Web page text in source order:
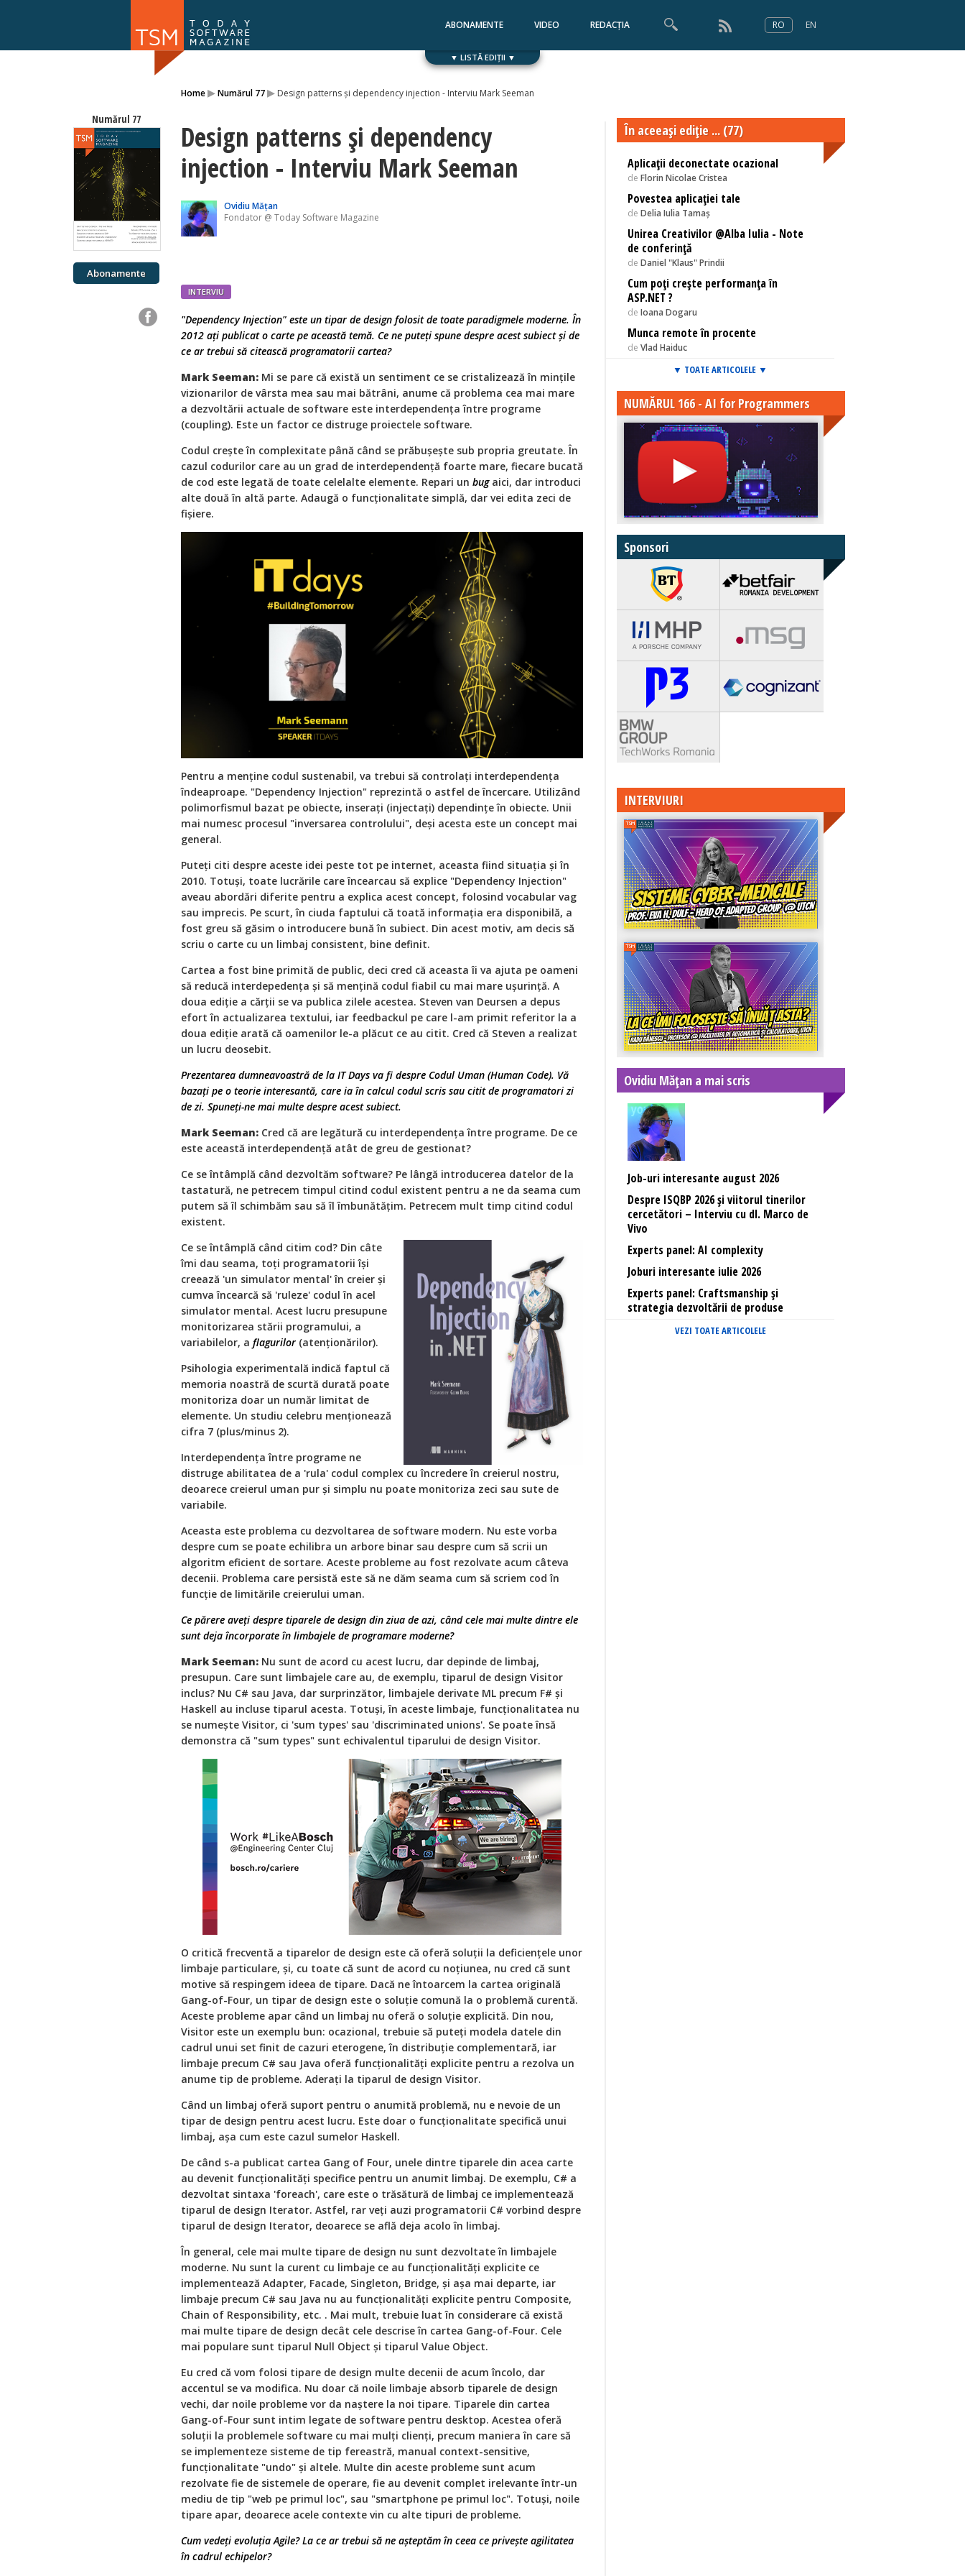
ABONAMENTE VIDEO REDACȚIA RO EN
▼ LISTĂ EDIȚII ▼
Home▸Numărul 77▸ Design patterns și dependency injection - Interviu Mark Seeman
Numărul 77
Abonamente
Design patterns și dependency
injection - Interviu Mark Seeman
Ovidiu Mățan
Fondator @ Today Software Magazine
INTERVIU
"Dependency Injection" este un tipar de design folosit de toate paradigmele moderne. În
2012 ați publicat o carte pe această temă. Ce ne puteți spune despre acest subiect și de
ce ar trebui să citească programatorii cartea?
Mark Seeman: Mi se pare că există un sentiment ce se cristalizează în mințile
vizionarilor de vârsta mea sau mai bătrâni, anume că problema cea mai mare
a dezvoltării actuale de software este interdependența între programe
(coupling). Este un factor ce distruge proiectele software.
Codul crește în complexitate până când se prăbușește sub propria greutate. În
cazul codurilor care au un grad de interdependență foarte mare, fiecare bucată
de cod este legată de toate celelalte elemente. Repari un bugaici, dar introduci
alte două în altă parte. Adaugă o funcționalitate simplă, dar vei edita zeci de
fișiere.
Pentru a menține codul sustenabil, va trebui să controlați interdependența
îndeaproape. "Dependency Injection" reprezintă o astfel de încercare. Utilizând
polimorfismul bazat pe obiecte, inserați (injectați) dependințe în obiecte. Unii
mai numesc procesul "inversarea controlului", deși acesta este un concept mai
general.
Puteți citi despre aceste idei peste tot pe internet, aceasta fiind situația și în
2010. Totuși, toate lucrările care încearcau să explice "Dependency Injection"
aveau abordări diferite pentru a explica acest concept, folosind vocabular vag
sau imprecis. Pe scurt, în ciuda faptului că toată informația era disponibilă, a
fost greu să găsim o introducere bună în subiect. Din acest motiv, am decis să
scriu o carte cu un limbaj consistent, bine definit.
Cartea a fost bine primită de public, deci cred că aceasta îi va ajuta pe oameni
să reducă interdepedența și să mențină codul fiabil cu mai mare ușurință. A
doua ediție a cărții se va publica zilele acestea. Steven van Deursen a depus
efort în actualizarea textului, iar feedbackul pe care l-am primit referitor la a
doua ediție arată că oamenilor le-a plăcut ce au citit. Cred că Steven a realizat
un lucru deosebit.
Prezentarea dumneavoastră de la IT Days va fi despre Codul Uman (Human Code). Vă
bazați pe o teorie interesantă, care ia în calcul codul scris sau citit de programatori zi
de zi. Spuneți-ne mai multe despre acest subiect.
Mark Seeman: Cred că are legătură cu interdependența între programe. De ce
este această interdependență atât de greu de gestionat?
Ce se întâmplă când dezvoltăm software? Pe lângă introducerea datelor de la
tastatură, ne petrecem timpul citind codul existent pentru a ne da seama cum
putem să îl schimbăm sau să îl îmbunătățim. Petrecem mult timp citind codul
existent.
Ce se întâmplă când citim cod? Din câte
îmi dau seama, toți programatorii își
creează 'un simulator mental' în creier și
cumva încearcă să 'ruleze' codul în acel
simulator mental. Acest lucru presupune
monitorizarea stării programului, a
variabilelor, a flagurilor (atenționărilor).
Psihologia experimentală indică faptul că
memoria noastră de scurtă durată poate
monitoriza doar un număr limitat de
elemente. Un studiu celebru menționează
cifra 7 (plus/minus 2).
Interdependența între programe ne
distruge abilitatea de a 'rula' codul complex cu încredere în creierul nostru,
deoarece creierul uman pur și simplu nu poate monitoriza zeci sau sute de
variabile.
Aceasta este problema cu dezvoltarea de software modern. Nu este vorba
despre cum se poate echilibra un arbore binar sau despre cum să scrii un
algoritm eficient de sortare. Aceste probleme au fost rezolvate acum câteva
decenii. Problema care persistă este să ne dăm seama cum să scriem cod în
funcție de limitările creierului uman.
Ce părere aveți despre tiparele de design din ziua de azi, când cele mai multe dintre ele
sunt deja încorporate în limbajele de programare moderne?
Mark Seeman: Nu sunt de acord cu acest lucru, dar depinde de limbaj,
presupun. Care sunt limbajele care au, de exemplu, tiparul de design Visitor
inclus? Nu C# sau Java, dar surprinzător, limbajele derivate ML precum F# și
Haskell au incluse tiparul acesta. Totuși, în aceste limbaje, funcționalitatea nu
se numește Visitor, ci 'sum types' sau 'discriminated unions'. Se poate însă
demonstra că "sum types" sunt echivalentul tiparului de design Visitor.
O critică frecventă a tiparelor de design este că oferă soluții la deficiențele unor
limbaje particulare, și, cu toate că sunt de acord cu noțiunea, nu cred că sunt
motive să respingem ideea de tipare. Dacă ne întoarcem la cartea originală
Gang-of-Four, un tipar de design este o soluție comună la o problemă curentă.
Aceste probleme apar când un limbaj nu oferă o soluție explicită. Din nou,
Visitor este un exemplu bun: ocazional, trebuie să puteți modela datele din
cadrul unui set finit de cazuri eterogene, în distribuție complementară, iar
limbaje precum C# sau Java oferă funcționalități explicite pentru a rezolva un
anume tip de probleme. Aderați la tiparul de design Visitor.
Când un limbaj oferă suport pentru o anumită problemă, nu e nevoie de un
tipar de design pentru acest lucru. Este doar o funcționalitate specifică unui
limbaj, așa cum este cazul sumelor Haskell.
De când s-a publicat cartea Gang of Four, unele dintre tiparele din acea carte
au devenit funcționalități specifice pentru un anumit limbaj. De exemplu, C# a
dezvoltat sintaxa 'foreach', care este o trăsătură de limbaj ce implementează
tiparul de design Iterator. Astfel, rar veți auzi programatorii C# vorbind despre
tiparul de design Iterator, deoarece se află deja acolo în limbaj.
În general, cele mai multe tipare de design nu sunt dezvoltate în limbajele
moderne. Nu sunt la curent cu limbaje ce au funcționalități explicite ce
implementează Adapter, Facade, Singleton, Bridge, și așa mai departe, iar
limbaje precum C# sau Java nu au funcționalități explicite pentru Composite,
Chain of Responsibility, etc. . Mai mult, trebuie luat în considerare că există
mai multe tipare de design decât cele descrise în cartea Gang-of-Four. Cele
mai populare sunt tiparul Null Object și tiparul Value Object.
Eu cred că vom folosi tipare de design multe decenii de acum încolo, dar
accentul se va modifica. Nu doar că noile limbaje absorb tiparele de design
vechi, dar noile probleme vor da naștere la noi tipare. Tiparele din cartea
Gang-of-Four sunt intim legate de software pentru desktop. Acestea oferă
soluții la problemele software cu mai mulți clienți, precum maniera în care să
se implementeze sisteme de tip fereastră, manual context-sensitive,
funcționalitate "undo" și altele. Multe din aceste probleme sunt acum
rezolvate fie de sistemele de operare, fie au devenit complet irelevante într-un
mediu de tip "web pe primul loc", sau "smartphone pe primul loc". Totuși, noile
tipare apar, deoarece acele contexte vin cu alte tipuri de probleme.
Cum vedeți evoluția Agile? La ce ar trebui să ne așteptăm în ceea ce privește agilitatea
în cadrul echipelor?
În aceeaşi ediţie ... (77)
Aplicații deconectate ocazional
de Florin Nicolae Cristea
Povestea aplicaţiei tale
de Delia Iulia Tamaș
Unirea Creativilor @Alba Iulia - Note
de conferință
de Daniel "Klaus" Prindii
Cum poți crește performanța în
ASP.NET ?
de Ioana Dogaru
Munca remote în procente
de Vlad Haiduc
▼ TOATE ARTICOLELE ▼
NUMĂRUL 166 - AI for Programmers
Sponsori
INTERVIURI
Ovidiu Mățan a mai scris
Job-uri interesante august 2026
Despre ISQBP 2026 și viitorul tinerilor
cercetători – Interviu cu dl. Marco de
Vivo
Experts panel: AI complexity
Joburi interesante iulie 2026
Experts panel: Craftsmanship și
strategia dezvoltării de produse
VEZI TOATE ARTICOLELE